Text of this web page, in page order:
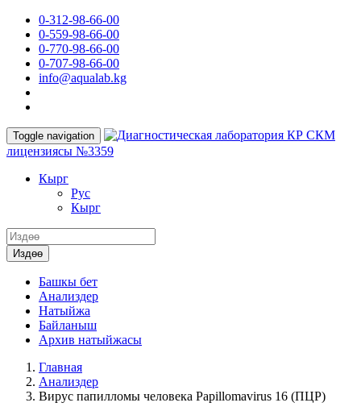
0-312-98-66-00
0-559-98-66-00
0-770-98-66-00
0-707-98-66-00
info@aqualab.kg
Toggle navigation
КР СКМ
лицензиясы №3359
Кырг
Руc
Кырг
Издөө
Башкы бет
Анализдер
Натыйжа
Байланыш
Архив натыйжасы
Главная
Анализдер
Вирус папилломы человека Papillomavirus 16 (ПЦР)